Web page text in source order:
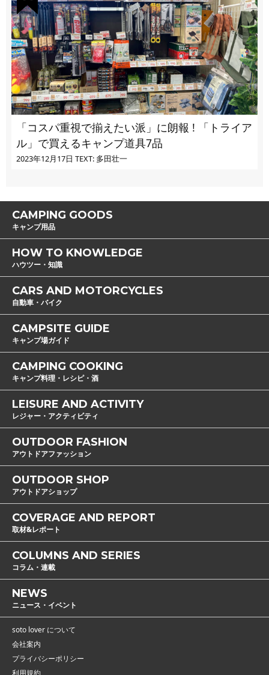
「コスパ重視で揃えたい派」に朗報 ! 「トライア
ル」で買えるキャンプ道具7品
2023年12月17日 TEXT: 多田壮一
CAMPING GOODS
キャンプ用品
HOW TO KNOWLEDGE
ハウツー・知識
CARS AND MOTORCYCLES
自動車・バイク
CAMPSITE GUIDE
キャンプ場ガイド
CAMPING COOKING
キャンプ料理・レシピ・酒
LEISURE AND ACTIVITY
レジャー・アクティビティ
OUTDOOR FASHION
アウトドアファッション
OUTDOOR SHOP
アウトドアショップ
COVERAGE AND REPORT
取材&レポート
COLUMNS AND SERIES
コラム・連載
NEWS
ニュース・イベント
soto lover について
会社案内
プライバシーポリシー
利用規約